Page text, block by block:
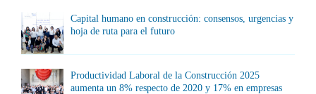
Capital humano en construcción: consensos, urgencias y
hoja de ruta para el futuro
Productividad Laboral de la Construcción 2025
aumenta un 8% respecto de 2020 y 17% en empresas